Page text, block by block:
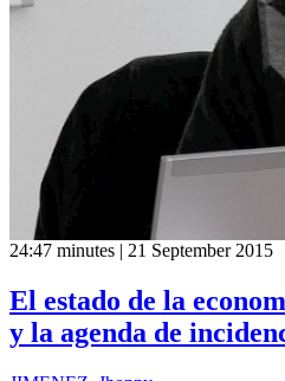
24:47 minutes | 21 September 2015
El estado de la
y la agenda de